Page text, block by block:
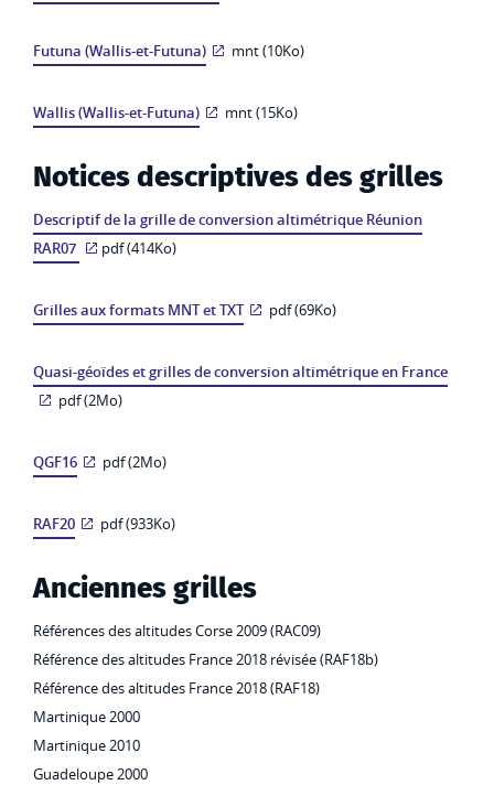
Futuna (Wallis-et-Futuna) mnt (10Ko)
Wallis (Wallis-et-Futuna) mnt (15Ko)
Notices descriptives des grilles
Descriptif de la grille de conversion altimétrique Réunion
RAR07
pdf (414Ko)
Grilles aux formats MNT et TXT pdf (69Ko)
Quasi-géoïdes et grilles de conversion altimétrique en France
pdf (2Mo)
QGF16 pdf (2Mo)
RAF20 pdf (933Ko)
Anciennes grilles
Références des altitudes Corse 2009 (RAC09)
Référence des altitudes France 2018 révisée (RAF18b)
Référence des altitudes France 2018 (RAF18)
Martinique 2000
Martinique 2010
Guadeloupe 2000